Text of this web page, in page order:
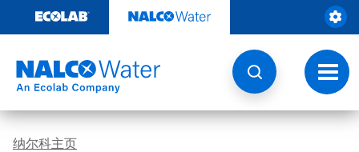
至
切
换
导
航
纳尔科主页